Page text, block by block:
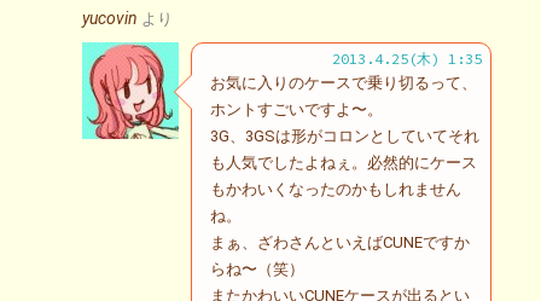
yucovin より
2013.4.25(木) 1:35
お気に入りのケースで乗り切るって、
ホントすごいですよ〜。
3G、3GSは形がコロンとしていてそれ
も人気でしたよねぇ。必然的にケース
もかわいくなったのかもしれません
ね。
まぁ、ざわさんといえばCUNEですか
らね〜（笑）
またかわいいCUNEケースが出るとい